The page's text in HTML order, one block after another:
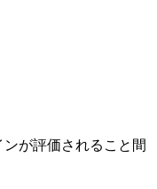
が評価されること間